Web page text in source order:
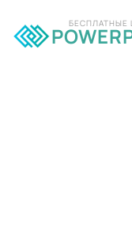
БЕСПЛАТНЫЕ